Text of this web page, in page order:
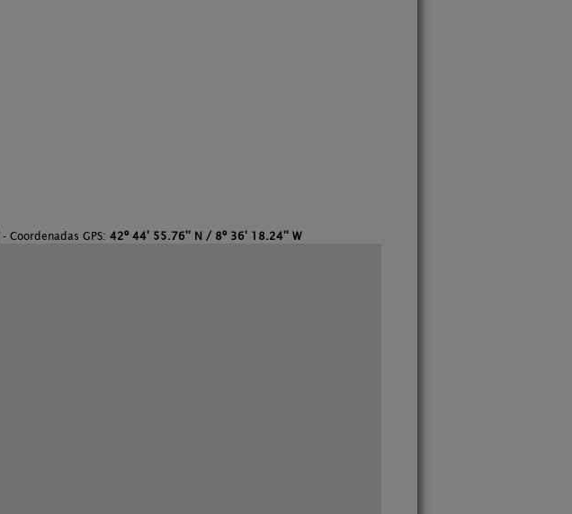
- Coordenadas GPS: 42º 44' 55.76'' N / 8º 36' 18.24'' W